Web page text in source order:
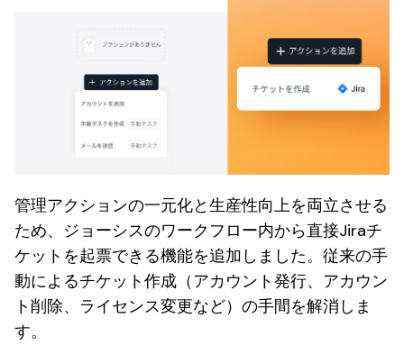
管理アクションの一元化と生産性向上を両立させる
ため、ジョーシスのワークフロー内から直接Jiraチ
ケットを起票できる機能を追加しました。従来の手
動によるチケット作成（アカウント発行、アカウン
ト削除、ライセンス変更など）の手間を解消しま
す。